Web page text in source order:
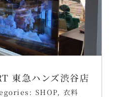
東急ハンズ渋谷店
SHOP, 衣料